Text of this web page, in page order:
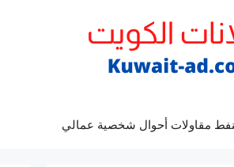
مقاولات أحوال شخصية عمالي